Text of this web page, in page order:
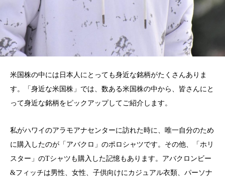
米国株の中には日本人にとっても身近な銘柄がたくさんありま
す。「身近な米国株」では、数ある米国株の中から、皆さんにと
って身近な銘柄をピックアップしてご紹介します。
私がハワイのアラモアナセンターに訪れた時に、唯一自分のため
に購入したのが「アバクロ」のポロシャツです。その他、「ホリ
スター」のTシャツも購入した記憶もあります。アバクロンビー
&フィッチは男性、女性、子供向けにカジュアル衣類、パーソナ